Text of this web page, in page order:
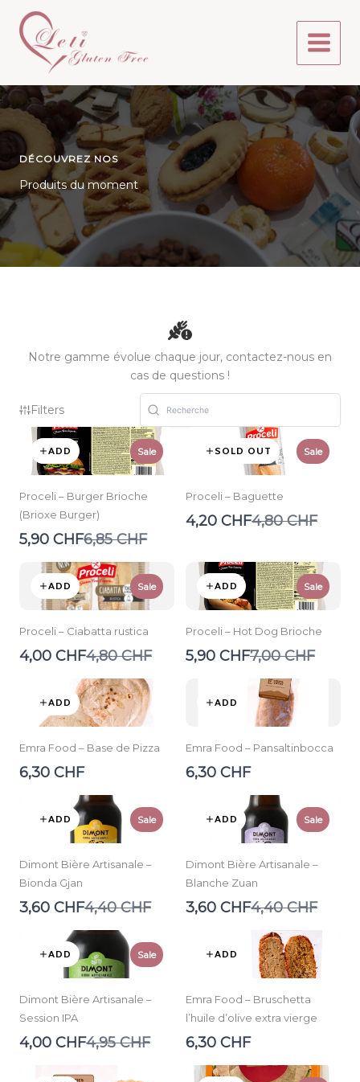
contenu
DÉCOUVREZ NOS
Produits du moment
Notre gamme évolue chaque jour, contactez-nous en
cas de questions !
Filters
ADD Sale
Proceli – Burger Brioche
(Brioxe Burger)
5,90 CHFCompare
6,85 CHF
SOLD OUT Sale
Proceli – Baguette
4,20 CHFCompare
4,80 CHF
ADD Sale
Proceli – Ciabatta rustica
4,00 CHFCompare
4,80 CHF
ADD Sale
Proceli – Hot Dog Brioche
5,90 CHFCompare
7,00 CHF
ADD
Emra Food – Base de Pizza
6,30 CHF
ADD
Emra Food – Pansaltinbocca
6,30 CHF
ADD Sale
Dimont Bière Artisanale –
Bionda Gjan
3,60 CHFCompare
4,40 CHF
ADD Sale
Dimont Bière Artisanale –
Blanche Zuan
3,60 CHFCompare
4,40 CHF
ADD Sale
Dimont Bière Artisanale –
Session IPA
4,00 CHFCompare
4,95 CHF
ADD
Emra Food – Bruschetta
l’huile d’olive extra vierge
6,30 CHF